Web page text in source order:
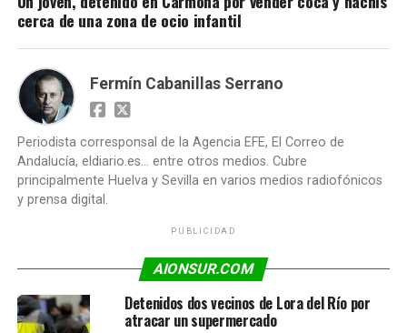
cerca de una zona de ocio infantil
Fermín Cabanillas Serrano
Periodista corresponsal de la Agencia EFE, El Correo de
Andalucía, eldiario.es... entre otros medios. Cubre
principalmente Huelva y Sevilla en varios medios radiofónicos
y prensa digital.
PUBLICIDAD
AIONSUR.COM
Detenidos dos vecinos de Lora del Río por
atracar un supermercado